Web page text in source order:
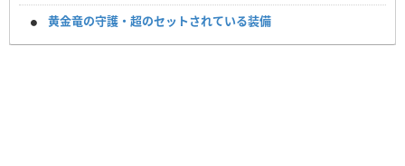
黄金竜の守護・超のセットされている装備